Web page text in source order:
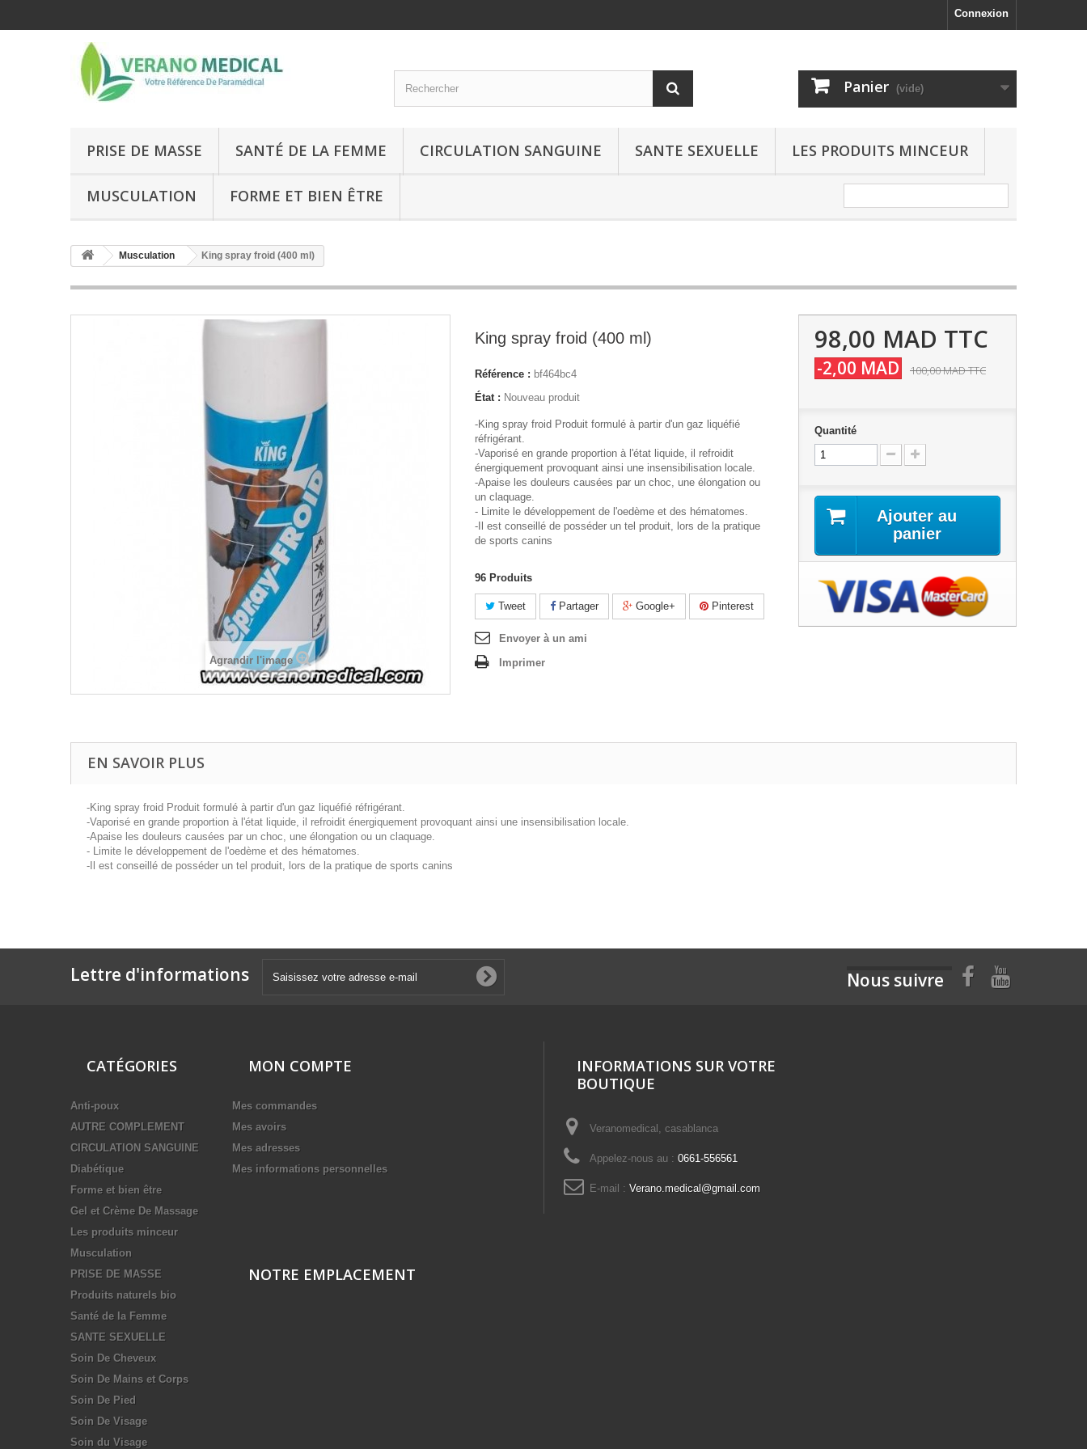
Connexion
Panier (vide)
PRISE DE MASSE SANTÉ DE LA FEMME CIRCULATION SANGUINE SANTE SEXUELLE LES PRODUITS MINCEUR
MUSCULATION FORME ET BIEN ÊTRE
Musculation King spray froid (400 ml)
Agrandir l'image
King spray froid (400 ml)
Référence : bf464bc4
État : Nouveau produit
-King spray froid Produit formulé à partir d'un gaz liquéfié
réfrigérant.
-Vaporisé en grande proportion à l'état liquide, il refroidit
énergiquement provoquant ainsi une insensibilisation locale.
-Apaise les douleurs causées par un choc, une élongation ou
un claquage.
- Limite le développement de l'oedème et des hématomes.
-Il est conseillé de posséder un tel produit, lors de la pratique
de sports canins
96 Produits
Tweet Partager Google+ Pinterest
Envoyer à un ami
Imprimer
98,00 MAD TTC
-2,00 MAD 100,00 MADTTC
Quantité
Ajouter au
panier
EN SAVOIR PLUS
-King spray froid Produit formulé à partir d'un gaz liquéfié réfrigérant.
-Vaporisé en grande proportion à l'état liquide, il refroidit énergiquement provoquant ainsi une insensibilisation locale.
-Apaise les douleurs causées par un choc, une élongation ou un claquage.
- Limite le développement de l'oedème et des hématomes.
-Il est conseillé de posséder un tel produit, lors de la pratique de sports canins
Lettre d'informations Nous suivre
CATÉGORIES
Anti-poux
AUTRE COMPLEMENT
CIRCULATION SANGUINE
Diabétique
Forme et bien être
Gel et Crème De Massage
Les produits minceur
Musculation
PRISE DE MASSE
Produits naturels bio
Santé de la Femme
SANTE SEXUELLE
Soin De Cheveux
Soin De Mains et Corps
Soin De Pied
Soin De Visage
Soin du Visage
MON COMPTE
Mes commandes
Mes avoirs
Mes adresses
Mes informations personnelles
INFORMATIONS SUR VOTRE
BOUTIQUE
Veranomedical, casablanca
Appelez-nous au : 0661-556561
E-mail : Verano.medical@gmail.com
NOTRE EMPLACEMENT